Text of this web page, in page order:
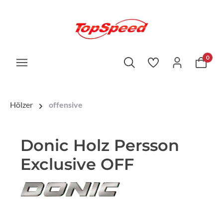
0
Hölzer offensive
Donic Holz Persson
Exclusive OFF